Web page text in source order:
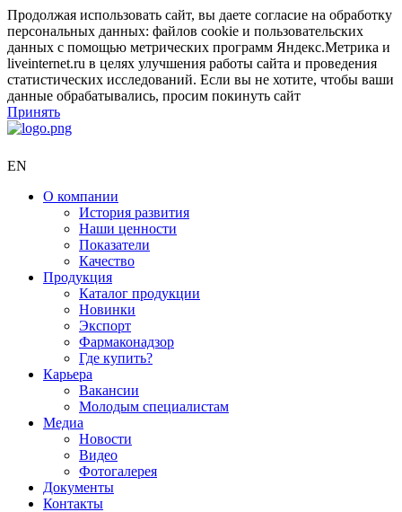
Продолжая использовать сайт, вы даете согласие на обработку
персональных данных: файлов cookie и пользовательских
данных с помощью метрических программ Яндекс.Метрика и
liveinternet.ru в целях улучшения работы сайта и проведения
статистических исследований. Если вы не хотите, чтобы ваши
данные обрабатывались, просим покинуть сайт
Принять
EN
О компании
История развития
Наши ценности
Показатели
Качество
Продукция
Каталог продукции
Новинки
Экспорт
Фармаконадзор
Где купить?
Карьера
Вакансии
Молодым специалистам
Медиа
Новости
Видео
Фотогалерея
Документы
Контакты